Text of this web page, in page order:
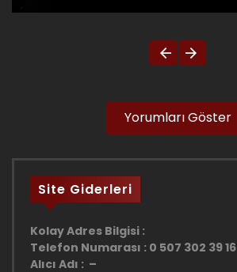
Yorumları Göster
Site Giderleri
Kolay Adres Bilgisi :
Telefon Numarası : 0 507 302 39 16
Alıcı Adı : –